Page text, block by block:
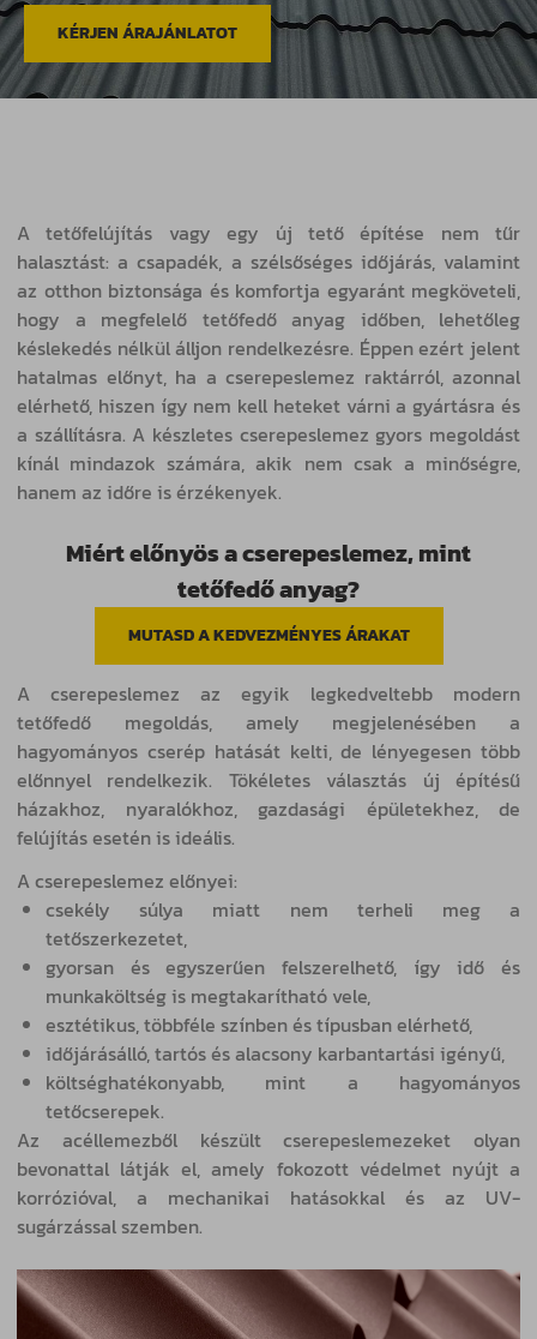
KÉRJEN ÁRAJÁNLATOT
A tetőfelújítás vagy egy új tető építése nem tűr
halasztást: a csapadék, a szélsőséges időjárás, valamint
az otthon biztonsága és komfortja egyaránt megköveteli,
hogy a megfelelő tetőfedő anyag időben, lehetőleg
késlekedés nélkül álljon rendelkezésre. Éppen ezért jelent
hatalmas előnyt, ha a cserepeslemez raktárról, azonnal
elérhető, hiszen így nem kell heteket várni a gyártásra és
a szállításra. A készletes cserepeslemez gyors megoldást
kínál mindazok számára, akik nem csak a minőségre,
hanem az időre is érzékenyek.
Miért előnyös a cserepeslemez, mint
tetőfedő anyag?
MUTASD A KEDVEZMÉNYES ÁRAKAT
A cserepeslemez az egyik legkedveltebb modern
tetőfedő megoldás, amely megjelenésében a
hagyományos cserép hatását kelti, de lényegesen több
előnnyel rendelkezik. Tökéletes választás új építésű
házakhoz, nyaralókhoz, gazdasági épületekhez, de
felújítás esetén is ideális.
A cserepeslemez előnyei:
csekély súlya miatt nem terheli meg a
tetőszerkezetet,
gyorsan és egyszerűen felszerelhető, így idő és
munkaköltség is megtakarítható vele,
esztétikus, többféle színben és típusban elérhető,
időjárásálló, tartós és alacsony karbantartási igényű,
költséghatékonyabb, mint a hagyományos
tetőcserepek.
Az acéllemezből készült cserepeslemezeket olyan
bevonattal látják el, amely fokozott védelmet nyújt a
korrózióval, a mechanikai hatásokkal és az UV-
sugárzással szemben.